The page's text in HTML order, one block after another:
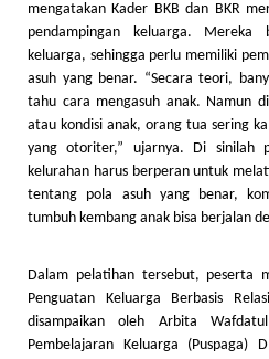
mengatakan Kader BKB dan BKR
pendampingan keluarga. Mereka
keluarga, sehingga perlu memiliki
asuh yang benar. “Secara teori,
tahu cara mengasuh anak. Namun
atau kondisi anak, orang tua sering
yang otoriter,” ujarnya. Di sinilah
kelurahan harus berperan untuk
tentang pola asuh yang benar,
tumbuh kembang anak bisa berjalan
Dalam pelatihan tersebut, peserta
Penguatan Keluarga Berbasis
disampaikan oleh Arbita
Pembelajaran Keluarga (Puspaga)